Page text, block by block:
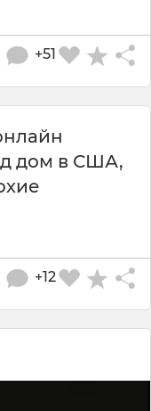
+51
дом в США,
+12